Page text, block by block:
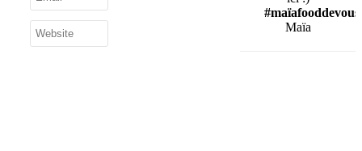
#maïafooddevous
Maïa